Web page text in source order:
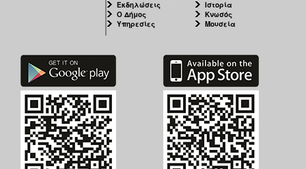
Εκδηλώσεις
Ο Δήμος
Υπηρεσίες
Ιστορία
Κνωσός
Μουσεία